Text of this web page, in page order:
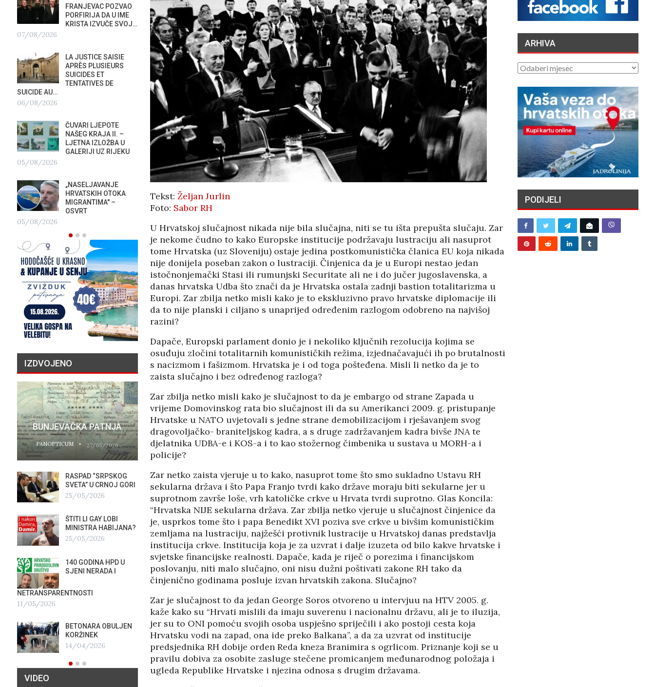
Tekst: Željan Jurlin
Foto: Sabor RH
U Hrvatskoj slučajnost nikada nije bila slučajna, niti se tu išta prepušta slučaju. Zar
je nekome čudno to kako Europske institucije podržavaju lustraciju ali nasuprot
tome Hrvatska (uz Sloveniju) ostaje jedina postkomunistička članica EU koja nikada
nije donijela poseban zakon o lustraciji. Činjenica da je u Europi nestao jedan
istočnonjemački Stasi ili rumunjski Securitate ali ne i do jučer jugoslavenska, a
danas hrvatska Udba što znači da je Hrvatska ostala zadnji bastion totalitarizma u
Europi. Zar zbilja netko misli kako je to ekskluzivno pravo hrvatske diplomacije ili
da to nije planski i ciljano s unaprijed određenim razlogom odobreno na najvišoj
razini?
Dapače, Europski parlament donio je i nekoliko ključnih rezolucija kojima se
osuđuju zločini totalitarnih komunističkih režima, izjednačavajući ih po brutalnosti
s nacizmom i fašizmom. Hrvatska je i od toga pošteđena. Misli li netko da je to
zaista slučajno i bez određenog razloga?
Zar zbilja netko misli kako je slučajnost to da je embargo od strane Zapada u
vrijeme Domovinskog rata bio slučajnost ili da su Amerikanci 2009. g. pristupanje
Hrvatske u NATO uvjetovali s jedne strane demobilizacijom i rješavanjem svog
dragovoljačko- braniteljskog kadra, a s druge zadržavanjem kadra bivše JNA te
djelatnika UDBA-e i KOS-a i to kao stožernog čimbenika u sustava u MORH-a i
policije?
Zar netko zaista vjeruje u to kako, nasuprot tome što smo sukladno Ustavu RH
sekularna država i što Papa Franjo tvrdi kako države moraju biti sekularne jer u
suprotnom završe loše, vrh katoličke crkve u Hrvata tvrdi suprotno. Glas Koncila:
“Hrvatska NIJE sekularna država. Zar zbilja netko vjeruje u slučajnost činjenice da
je, usprkos tome što i papa Benedikt XVI poziva sve crkve u bivšim komunističkim
zemljama na lustraciju, najžešći protivnik lustracije u Hrvatskoj danas predstavlja
institucija crkve. Institucija koja je za uzvrat i dalje izuzeta od bilo kakve hrvatske i
svjetske financijske realnosti. Dapače, kada je riječ o porezima i financijskom
poslovanju, niti malo slučajno, oni nisu dužni poštivati zakone RH tako da
činjenično godinama posluje izvan hrvatskih zakona. Slučajno?
Zar je slučajnost to da jedan George Soros otvoreno u intervjuu na HTV 2005. g.
kaže kako su “Hrvati mislili da imaju suverenu i nacionalnu državu, ali je to iluzija,
jer su to ONI pomoću svojih osoba uspješno spriječili i ako postoji cesta koja
Hrvatsku vodi na zapad, ona ide preko Balkana”, a da za uzvrat od institucije
predsjednika RH dobije orden Reda kneza Branimira s ogrlicom. Priznanje koji se u
pravilu dobiva za osobite zasluge stečene promicanjem međunarodnog položaja i
ugleda Republike Hrvatske i njezina odnosa s drugim državama.
FRANJEVAC POZVAO
PORFIRIJA DA U IME
KRISTA IZVUČE SVOJ…
07/08/2026
LA JUSTICE SAISIE
APRÈS PLUSIEURS
SUICIDES ET
TENTATIVES DE
SUICIDE AU…
06/08/2026
ČUVARI LJEPOTE
NAŠEG KRAJA II. –
LJETNA IZLOŽBA U
GALERIJI UZ RIJEKU
05/08/2026
„NASELJAVANJE
HRVATSKIH OTOKA
MIGRANTIMA″ –
OSVRT
05/08/2026
ORKE NAMJERNO
POTAPAJU JEDRILICE?
04/08/2026
PREDSJEDNIK RH
PRISUSTVOVAO
OTVORENJU 3.
VRBOSKA FILM
FESTIVALA
02/08/2026
NATASHA SRDOC: TKO
SU STVARNI VLASNICI
HOTELA COSTABELLA
U RIJECI?
02/08/2026
MOBILNI TURIZAM
REPUBLIKE HRVATSKE
02/08/2026
POD KONTROLOM
SRPSKE POLITIKE
01/08/2026
MIROVINE IZ DRUGOG
STUPA SU
NEISPLATIVE?
31/07/2026
U OMIŠLJU OTVORENA
IZLOŽBA MARGERITE
30/07/2026
HRVATSKA MEĐU
VODEĆIM ZEMLJAMA
EU PO KUPNJI E-
KNJIGA I
FRANJEVAC POZVAO
PORFIRIJA DA U IME
KRISTA IZVUČE SVOJ…
07/08/2026
LA JUSTICE SAISIE
APRÈS PLUSIEURS
SUICIDES ET
TENTATIVES DE
06/08/2026
ČUVARI LJEPOTE
NAŠEG KRAJA II. –
LJETNA IZLOŽBA U
GALERIJI UZ RIJEKU
05/08/2026
„NASELJAVANJE
IZDVOJENO
BUNJEVAČKA PATNJA
PANOPTICUM 27/05/2026
RASPAD “SRPSKOG
SVETA” U CRNOJ GORI
25/05/2026
ŠTITI LI GAY LOBI
MINISTRA HABIJANA?
25/05/2026
140 GODINA HPD U
SJENI NERADA I
NETRANSPARENTNOSTI
11/05/2026
BETONARA OBULJEN
KORŽINEK
14/04/2026
PRIČA O NESTALIM
MILIJUNIMA
PANOPTICUM 03/04/2026
GALERIJA FORUM ILI
AGITPROP GALERIJA
04/03/2026
NEZNANJE FIZIKE U
SLUŽBI POLITIKE
16/02/2026
ČIJE SU OGROMNE
ZLATNE REZERVE U
ITALIJI?
TUĐMANOVA
OSTAVŠTINA: NAKON
AIRBUSA STIGLI
RAFALI
17/01/2026
HRVATI U VOJVODINI
OSUĐENI NA
ASIMILACIJU
PANOPTICUM 12/01/2026
AKADEMSKE VEZE:
ULOGA KINE U
07/01/2026
KORIJENI HRVATSKOG
NACIONALIZMA
29/12/2025
ZNANOST U SLUŽBI
FESTIVALA ISTINE
POKLONICI BRANKA
MAMULE U MARŠU
PROTIV HR
08/12/2025
BUNJEVAČKA PATNJA
PANOPTICUM
RASPAD “SRPSKOG
SVETA” U CRNOJ GORI
25/05/2026
ŠTITI LI GAY LOBI
MINISTRA HABIJANA?
25/05/2026
140 GODINA HPD U
11/05/2026
BETONARA OBULJEN
KORŽINEK
14/04/2026
VIDEO
ARHIVA
ARHIVA
PODIJELI